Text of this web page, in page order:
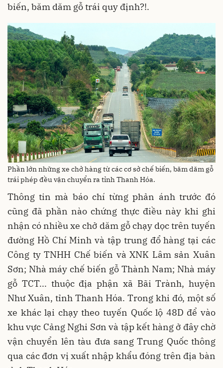
biến, băm dăm gỗ trái quy định?!.
Phần lớn những xe chở hàng từ các cơ sở chế biến, băm dăm gỗ
trái phép đều vận chuyển ra tỉnh Thanh Hóa.
Thông tin mà báo chí từng phản ánh trước đó
cũng đã phần nào chứng thực điều này khi ghi
nhận có nhiều xe chở dăm gỗ chạy dọc trên tuyến
đường Hồ Chí Minh và tập trung đổ hàng tại các
Công ty TNHH Chế biến và XNK Lâm sản Xuân
Sơn; Nhà máy chế biến gỗ Thành Nam; Nhà máy
gỗ TCT... thuộc địa phận xã Bãi Trành, huyện
Như Xuân, tỉnh Thanh Hóa. Trong khi đó, một số
xe khác lại chạy theo tuyến Quốc lộ 48D để vào
khu vực Cảng Nghi Sơn và tập kết hàng ở đây chờ
vận chuyển lên tàu đưa sang Trung Quốc thông
qua các đơn vị xuất nhập khẩu đóng trên địa bàn